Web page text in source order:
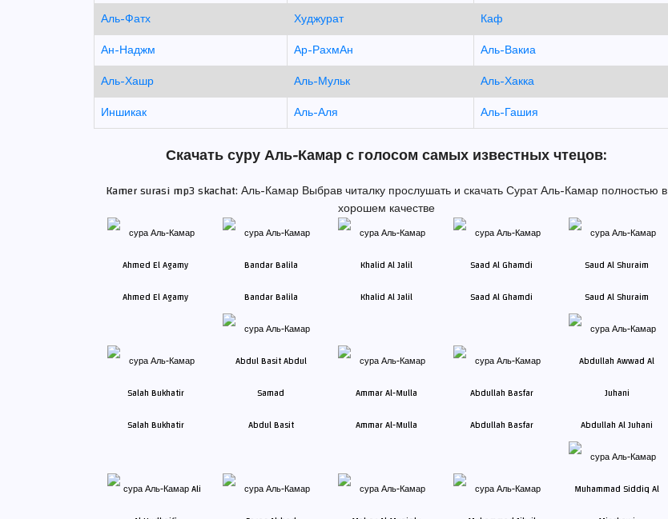
Аль-Фатх
Худжурат
Каф
Ан-Наджм
Ар-РахмАн
Аль-Вакиа
Аль-Хашр
Аль-Мульк
Аль-Хакка
Иншикак
Аль-Аля Аль-Гашия
Скачать суру Аль-Камар с голосом самых известных чтецов:
Kamer surasi mp3 skachat: Аль-Камар Выбрав читалку прослушать и скачать Сурат Аль-Камар полностью в
хорошем качестве
Ahmed El Agamy Bandar Balila Khalid Al Jalil Saad Al Ghamdi Saud Al Shuraim
Salah Bukhatir Abdul Basit Ammar Al-Mulla Abdullah Basfar Abdullah Al Juhani